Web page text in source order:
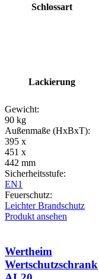
Schlossart
Lackierung
Gewicht:
90 kg
Außenmaße (HxBxT):
395 x
451 x
442 mm
Sicherheitsstufe:
EN1
Feuerschutz:
Leichter Brandschutz
Produkt ansehen
Wertheim
Wertschutzschrank